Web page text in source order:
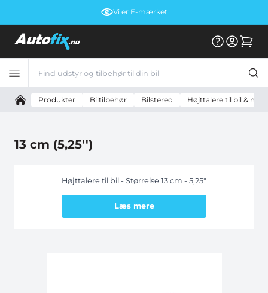
Vi er E-mærket
Produkter Biltilbehør Bilstereo Højttalere til bil &
13 cm (5,25'')
Højttalere til bil - Størrelse 13 cm - 5,25"
Læs mere